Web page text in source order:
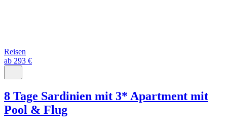
Reisen
ab 293 €
8 Tage Sardinien mit 3* Apartment mit
Pool & Flug